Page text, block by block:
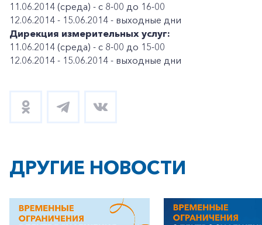
11.06.2014 (среда) - с 8-00 до 16-00
12.06.2014 - 15.06.2014 - выходные дни
Дирекция измерительных услуг:
11.06.2014 (среда) - с 8-00 до 15-00
12.06.2014 - 15.06.2014 - выходные дни
ДРУГИЕ НОВОСТИ